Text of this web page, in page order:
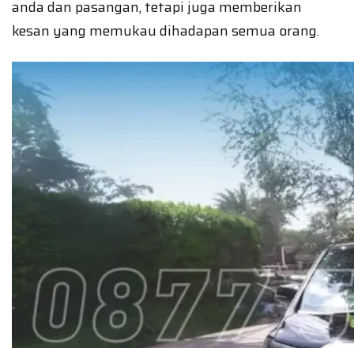
anda dan pasangan, tetapi juga memberikan
kesan yang memukau dihadapan semua orang.